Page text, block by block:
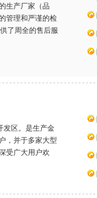
生产厂家（品
管理和严谨的检
了周全的售后服
发区。是生产金
，并于多家大型
受广大用户欢